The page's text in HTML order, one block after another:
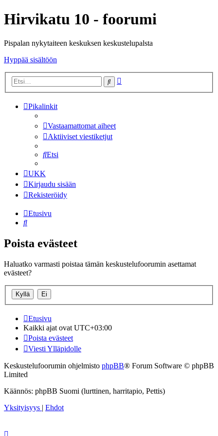
Hirvikatu 10 - foorumi
Pispalan nykytaiteen keskuksen keskustelupalsta
Hyppää sisältöön
Etsi
Pikalinkit
Vastaamattomat aiheet
Aktiiviset viestiketjut
Etsi
UKK
Kirjaudu sisään
Rekisteröidy
Etusivu
Etsi
Poista evästeet
Haluatko varmasti poistaa tämän keskustelufoorumin asettamat
evästeet?
Etusivu
Kaikki ajat ovat UTC+03:00
Poista evästeet
Viesti Ylläpidolle
Keskustelufoorumin ohjelmisto phpBB® Forum Software © phpBB
Limited
Käännös: phpBB Suomi (lurttinen, harritapio, Pettis)
Yksityisyys | Ehdot